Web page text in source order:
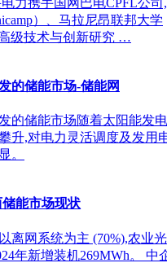
）、马拉尼昂联邦大学
级技术与创新研究 …
的储能市场-储能网
的储能市场随着太阳能发
升,对电力灵活调度及发用
。
能市场现状
离网系统为主 (70%),农业
年新增装机269MWh。 中